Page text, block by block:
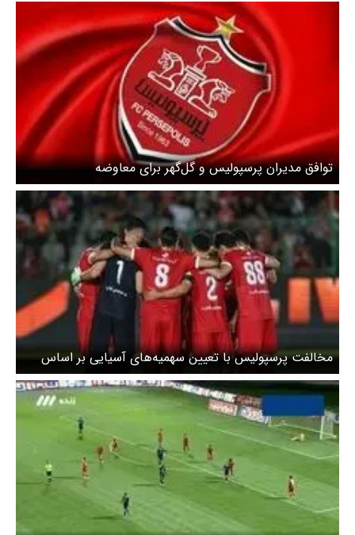
توافق مدیران پرسپولیس و گل‌گهر برای معاوضه
مخالفت پرسپولیس با تعیین سهمیه‌های آسیایی بر اساس
جدول فعلی/ خلیلی: درباره تمرینات و نقل‌وانتقالات با اوسمار
در ارتباطیم